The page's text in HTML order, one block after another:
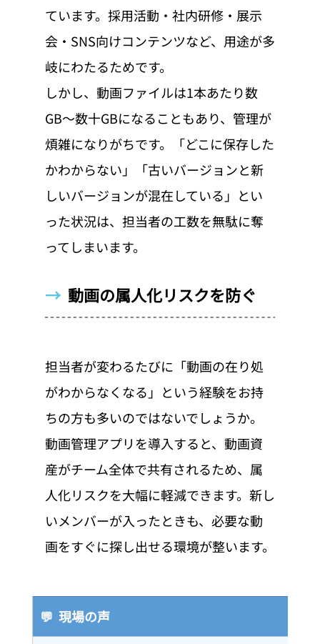
ています。採用活動・社内研修・展示
会・SNS向けコンテンツなど、用途が多
岐にわたるためです。
しかし、動画ファイルは1本あたり数
GB〜数十GBになることもあり、管理が
煩雑になりがちです。「どこに保存した
かわからない」「古いバージョンと新
しいバージョンが混在している」とい
った状況は、担当者の工数を無駄に奪
ってしまいます。
→ 動画の属人化リスクを防ぐ
担当者が変わるたびに「動画の在り処
がわからなくなる」という経験をお持
ちの方も多いのではないでしょうか。
動画管理アプリを導入すると、動画資
産がチーム全体で共有されるため、属
人化リスクを大幅に軽減できます。新し
いメンバーが入ったときも、必要な動
画をすぐに探し出せる環境が整います。
💬  現場の声